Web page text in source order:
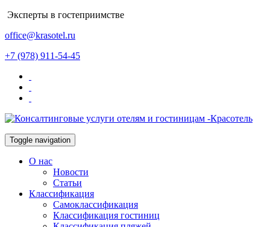
Эксперты в гостеприимстве
office@krasotel.ru
+7 (978) 911-54-45
Toggle navigation
О нас
Новости
Статьи
Классификация
Самоклассификация
Классификация гостиниц